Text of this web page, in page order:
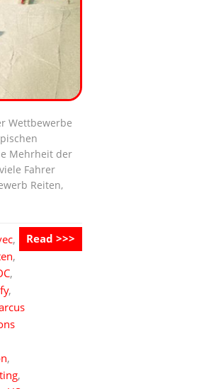
Wettbewerbe
Mehrheit der
Fahrer
Reiten,
,
,
,
,
,
,
Read >>>